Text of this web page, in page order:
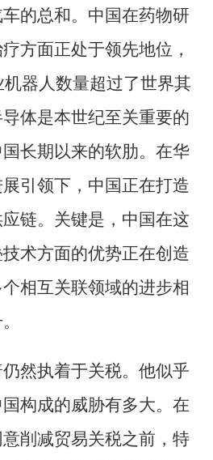
的总和。中国在药物研
方面正处于领先地位，
器人数量超过了世界其
体是本世纪至关重要的
长期以来的软肋。在华
引领下，中国正在打造
链。关键是，中国在这
术方面的优势正在创造
相互关联领域的进步相
然执着于关税。他似乎
构成的威胁有多大。在
削减贸易关税之前，特